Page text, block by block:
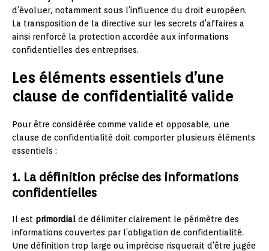
d’évoluer, notamment sous l’influence du droit européen.
La transposition de la directive sur les secrets d’affaires a
ainsi renforcé la protection accordée aux informations
confidentielles des entreprises.
Les éléments essentiels d’une
clause de confidentialité valide
Pour être considérée comme valide et opposable, une
clause de confidentialité doit comporter plusieurs éléments
essentiels :
1. La définition précise des informations
confidentielles
Il est primordial de délimiter clairement le périmètre des
informations couvertes par l’obligation de confidentialité.
Une définition trop large ou imprécise risquerait d’être jugée